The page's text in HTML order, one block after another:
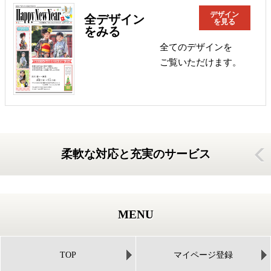
全デザイン
をみる
デザイン
を見る
全てのデザインを
ご覧いただけます。
柔軟な対応と充実のサービス
MENU
TOP マイページ登録